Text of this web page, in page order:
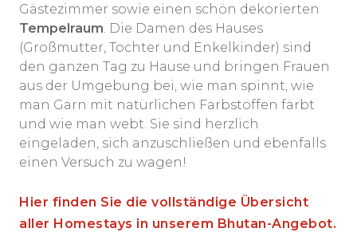
Gästezimmer sowie einen schön dekorierten
Tempelraum . Die Damen des Hauses
(Großmutter, Tochter und Enkelkinder) sind
den ganzen Tag zu Hause und bringen Frauen
aus der Umgebung bei, wie man spinnt, wie
man Garn mit natürlichen Farbstoffen färbt
und wie man webt. Sie sind herzlich
eingeladen, sich anzuschließen und ebenfalls
einen Versuch zu wagen!
Hier finden Sie die vollständige Übersicht
aller Homestays in unserem Bhutan-Angebot.